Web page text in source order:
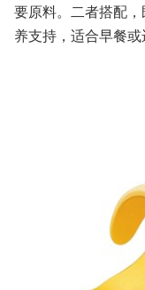
要原料。二者搭配
养支持，适合早餐或